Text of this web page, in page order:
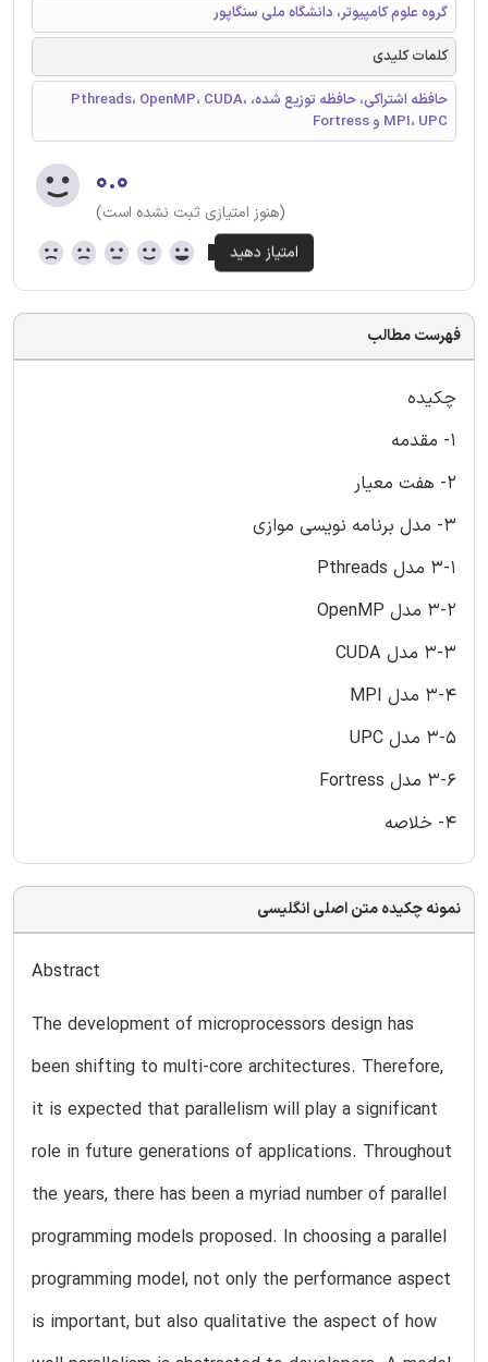
گروه علوم کامپیوتر، دانشگاه ملی سنگاپور
کلمات کلیدی
حافظه اشتراکی، حافظه توزیع شده، Pthreads، OpenMP، CUDA،
MPI، UPC و Fortress
۰.۰
(هنوز امتیازی ثبت نشده است)
فهرست مطالب
چکیده
1- مقدمه
2- هفت معیار
3- مدل برنامه نویسی موازی
3-1 مدل Pthreads
3-2 مدل OpenMP
3-3 مدل CUDA
3-4 مدل MPI
3-5 مدل UPC
3-6 مدل Fortress
4- خلاصه
نمونه چکیده متن اصلی انگلیسی
Abstract
The development of microprocessors design has
been shifting to multi-core architectures. Therefore,
it is expected that parallelism will play a significant
role in future generations of applications. Throughout
the years, there has been a myriad number of parallel
programming models proposed. In choosing a parallel
programming model, not only the performance aspect
is important, but also qualitative the aspect of how